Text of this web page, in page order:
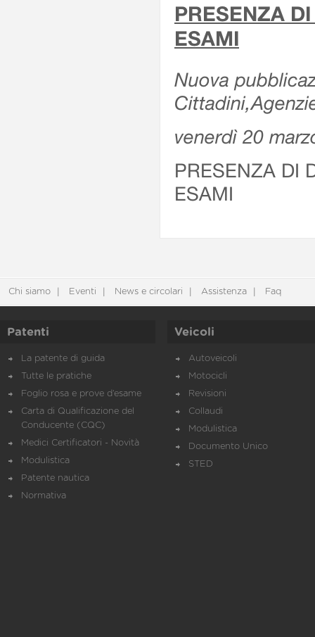
PRESENZA
ESAMI
Nuova
venerdì 20
PRESENZA DI
ESAMI
Chi siamo Eventi News e circolari Assistenza Faq
Patenti
La patente di guida
Tutte le pratiche
Foglio rosa e prove d’esame
Carta di Qualificazione del
Conducente (CQC)
Medici Certificatori - Novità
Modulistica
Patente nautica
Normativa
Veicoli
Autoveicoli
Motocicli
Revisioni
Collaudi
Modulistica
Documento Unico
STED